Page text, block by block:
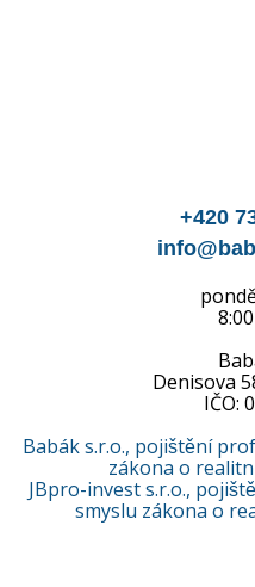
+420
Denisova
IČO:
Babák s.r.o., pojištění
zákona o
JBpro-invest s.r.o.,
smyslu zákona o